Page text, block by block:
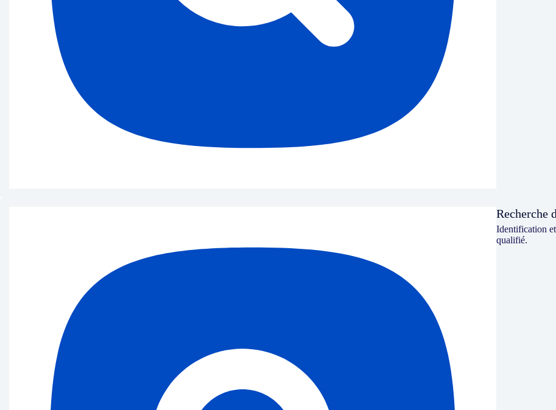
Recherche
Identification
qualifié.